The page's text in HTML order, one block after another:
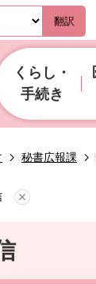
翻訳
くらし・
手続き
秘書広報課